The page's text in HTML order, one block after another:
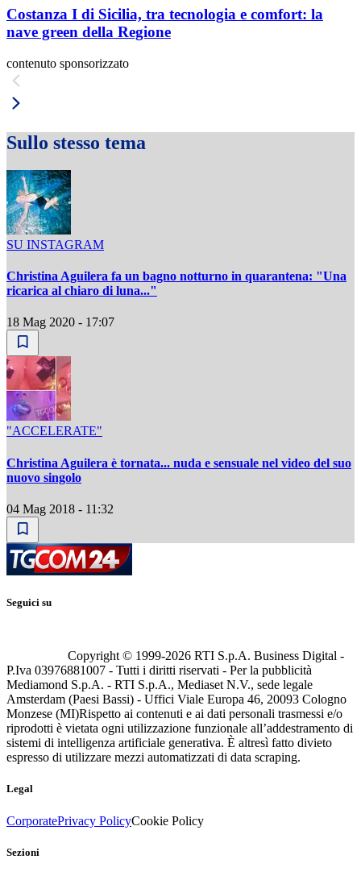
Costanza I di Sicilia, tra tecnologia e comfort: la
nave green della Regione
contenuto sponsorizzato
Sullo stesso tema
SU INSTAGRAM
Christina Aguilera fa un bagno notturno in quarantena: "Una
ricarica al chiaro di luna..."
18 Mag 2020 - 17:07
"ACCELERATE"
Christina Aguilera è tornata... nuda e sensuale nel video del suo
nuovo singolo
04 Mag 2018 - 11:32
Seguici su
Copyright © 1999-2026 RTI S.p.A. Business Digital -
P.Iva 03976881007 - Tutti i diritti riservati - Per la pubblicità
Mediamond S.p.A. - RTI S.p.A., Mediaset N.V., sede legale
Amsterdam (Paesi Bassi) - Uffici Viale Europa 46, 20093 Cologno
Monzese (MI)Rispetto ai contenuti e ai dati personali trasmessi e/o
riprodotti è vietata ogni utilizzazione funzionale all’addestramento di
sistemi di intelligenza artificiale generativa. È altresì fatto divieto
espresso di utilizzare mezzi automatizzati di data scraping.
Legal
CorporatePrivacy PolicyCookie Policy
Sezioni